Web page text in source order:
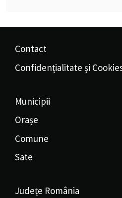
Contact
Confidențialitate și
Municipii
Orașe
Comune
Sate
Județe România